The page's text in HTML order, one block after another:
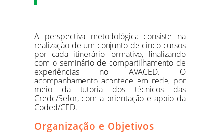
A perspectiva metodológica consiste na
realização de um conjunto de cinco cursos
por cada itinerário formativo, finalizando
com o seminário de compartilhamento de
experiências no AVACED. O
acompanhamento acontece em rede, por
meio da tutoria dos técnicos das
Crede/Sefor, com a orientação e apoio da
Coded/CED.
Organização e Objetivos